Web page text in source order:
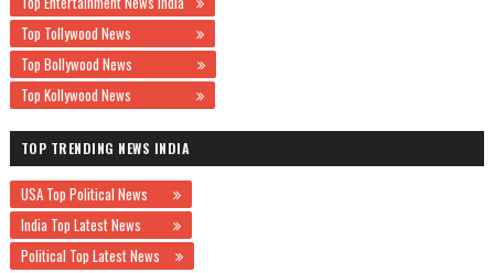
Top Tollywood News
Top Bollywood News
Top Kollywood News
TOP TRENDING NEWS INDIA
USA Top Political News
India Top Latest News
Political Top Latest News